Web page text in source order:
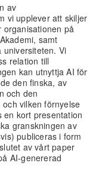
av
vi upplever att skiljer
på
samt
universiteten. Vi
relation till
kan utnyttja AI för
den finska, av
och den
vilken förnyelse
en kort presentation
granskningen av
publiceras i form
av vårt paper
AI-genererad